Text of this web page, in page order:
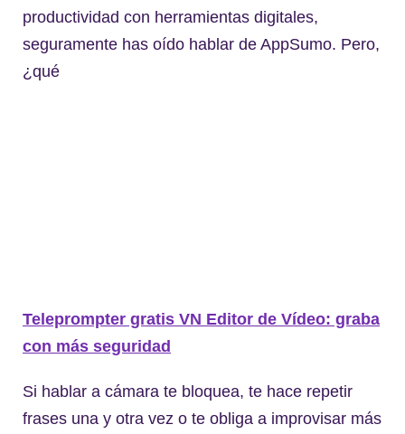
productividad con herramientas digitales,
seguramente has oído hablar de AppSumo. Pero,
¿qué
Teleprompter gratis VN Editor de Vídeo: graba
con más seguridad
Si hablar a cámara te bloquea, te hace repetir
frases una y otra vez o te obliga a improvisar más